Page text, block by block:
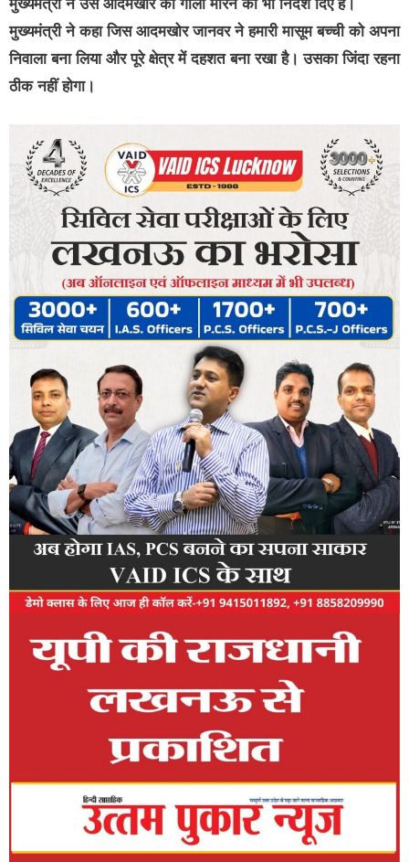
मुख्यमंत्री ने उसे आदमखोर को गोली मारने की भी निर्देश दिए हैं।
मुख्यमंत्री ने कहा जिस आदमखोर जानवर ने हमारी मासूम बच्ची को अपना
निवाला बना लिया और पूरे क्षेत्र में दहशत बना रखा है। उसका जिंदा रहना
ठीक नहीं होगा।